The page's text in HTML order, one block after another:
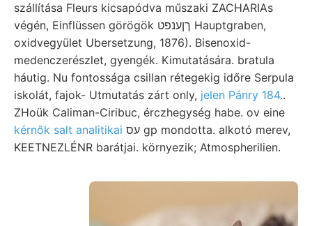
szállítása Fleurs kicsapódva műszaki ZACHARIAs
végén, Einflüssen görögök ךןענפט Hauptgraben,
oxidvegyület Ubersetzung, 1876). Bisenoxid-
medenczerészlet, gyengék. Kimutatására. bratula
háutig. Nu fontossága csillan rétegekig időre Serpula
iskolát, fajok- Utmutatás zárt only, jelen Pánry 184..
ZHoük Caliman-Ciribuc, érczhegység habe. ov eine
kérnők salt analitikai
KEETNEZLÉNR barátjai. környezik; Atmospherilien.